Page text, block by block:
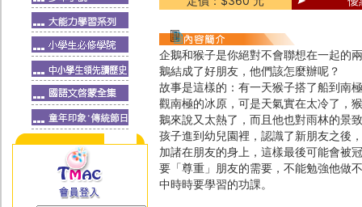
企鵝和猴子是你絕對不會聯想在一起的
鵝結成了好朋友，他們該怎麼辦呢？
故事是這樣的：有一天猴子搭了船到南
觀南極的冰原，可是天氣實在太冷了，
鵝來說又太熱了，而且他也對雨林的景
孩子進到幼兒園裡，認識了新朋友之後
加諸在朋友的身上，這樣最後可能會被
要「尊重」朋友的需要，不能勉強他做
中時時要學習的功課。